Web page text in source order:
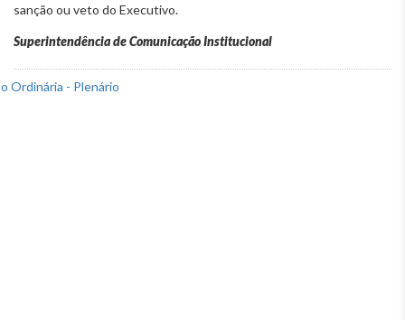
sanção ou veto do Executivo.
Superintendência de Comunicação Institucional